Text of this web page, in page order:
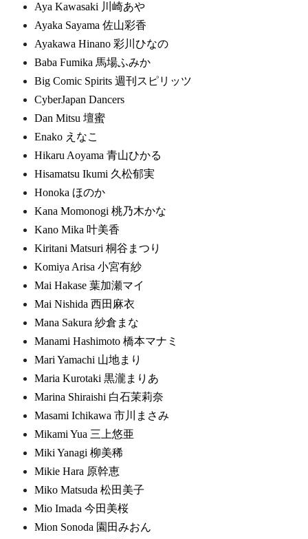
Aya Kawasaki 川崎あや
Ayaka Sayama 佐山彩香
Ayakawa Hinano 彩川ひなの
Baba Fumika 馬場ふみか
Big Comic Spirits 週刊スピリッツ
CyberJapan Dancers
Dan Mitsu 壇蜜
Enako えなこ
Hikaru Aoyama 青山ひかる
Hisamatsu Ikumi 久松郁実
Honoka ほのか
Kana Momonogi 桃乃木かな
Kano Mika 叶美香
Kiritani Matsuri 桐谷まつり
Komiya Arisa 小宮有紗
Mai Hakase 葉加瀬マイ
Mai Nishida 西田麻衣
Mana Sakura 紗倉まな
Manami Hashimoto 橋本マナミ
Mari Yamachi 山地まり
Maria Kurotaki 黒瀧まりあ
Marina Shiraishi 白石茉莉奈
Masami Ichikawa 市川まさみ
Mikami Yua 三上悠亜
Miki Yanagi 柳美稀
Mikie Hara 原幹恵
Miko Matsuda 松田美子
Mio Imada 今田美桜
Mion Sonoda 園田みおん